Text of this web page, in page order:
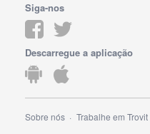
Siga-nos
Descarregue a aplicação
Sobre nós Trabalhe em Trovit